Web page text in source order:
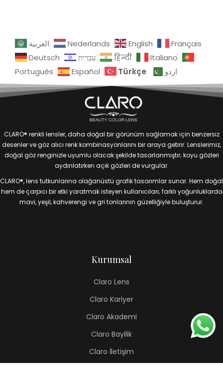
العربية Nederlands English
Français
Deutsch
עִבְרִית हिन्दी
Italiano
Português
Español Türkçe اردو
CLARO® renkli lensler, daha doğal bir görünüm sağlamak için benzersiz
desenler ve göz alıcı renk kombinasyonlarını bir araya getirir. Lenslerimiz,
doğal göz renginizle uyumlu olacak şekilde tasarlanmıştır; koyu gözleri
aydınlatırken açık gözleri de vurgular.
CLARO®, lens tutkunlarına olağanüstü grafik tasarımlar sunar. Hem doğal
hem de çarpıcı bir etki yaratmak isteyen kullanıcıları; farklı yoğunluklarda
mavi, yeşil, kahverengi ve gri tonlarının güzelliğiyle buluşturur.
Kurumsal
Claro Lens
Claro Kariyer
Claro Akademi
Claro Bayilik
Claro İletişim